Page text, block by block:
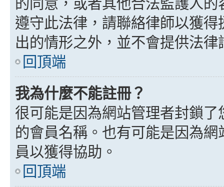
遵守此法律，請聯絡律師以獲
出的情形之外，並不會提供法
回頂端
我為什麼不能註冊？
很可能是因為網站管理者封鎖
的會員名稱。也有可能是因為
員以獲得協助。
回頂端